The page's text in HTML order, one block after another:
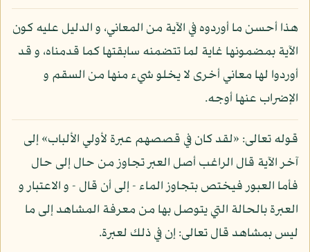
هذا أحسن ما أوردوه في الآية من المعاني، و الدليل عليه كون
الآية بمضمونها غاية لما تتضمنه سابقتها كما قدمناه، و قد
أوردوا لها معاني أخرى لا يخلو شيء منها من السقم و
الإضراب عنها أوجه.
قوله تعالى: «لقد كان في قصصهم عبرة لأولي الألباب» إلى
آخر الآية قال الراغب أصل العبر تجاوز من حال إلى حال
فأما العبور فيختص بتجاوز الماء - إلى أن قال - و الاعتبار و
العبرة بالحالة التي يتوصل بها من معرفة المشاهد إلى ما
ليس بمشاهد قال تعالى: إن في ذلك لعبرة.